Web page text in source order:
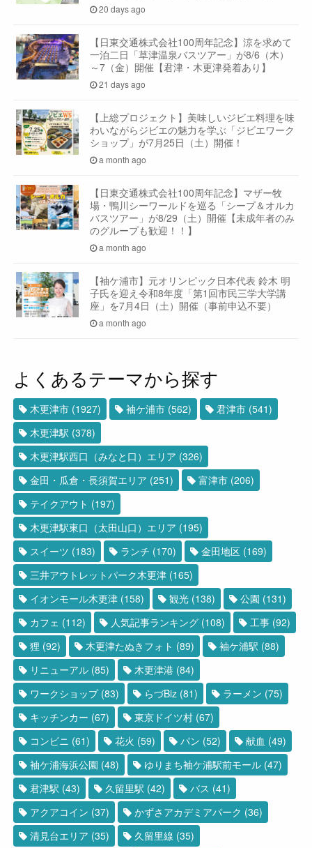
20 days ago
【日東交通株式会社100周年記念】涼を求めて
一泊二日「草津温泉バスツアー」が8/6（木）
～7（金）開催【君津・木更津発着あり】
21 days ago
【上総プロジェクト】美味しいジビエ料理を味
わいながらジビエの魅力を学ぶ「ジビエワーク
ショップ」が7月25日（土）開催！
a month ago
【日東交通株式会社100周年記念】マザー牧
場・鴨川シーワールドを巡る「シープ＆オルカ
バスツアー」が8/29（土）開催【未成年者のみ
のグループも歓迎！！】
a month ago
【袖ケ浦市】元オリンピック日本代表 鈴木 明
子氏を迎え令和8年度「第1回市民三学大学講
座」を7月4日（土）開催（事前申込不要）
a month ago
よくあるテーマから探す
木更津市 (1927) 袖ケ浦市 (562) 君津市 (541)
木更津駅 (378)
木更津駅西口（みなと口）エリア (326)
金田・瓜倉・長須賀エリア (251) 富津市 (206)
テイクアウト (197)
木更津駅東口（太田山口）エリア (195)
スイーツ (183) ランチ (170) 金田地区 (169)
三井アウトレットパーク木更津 (165)
イオンモール木更津 (158) 観光 (138) 公園 (131)
カフェ (112) 人気記事ランキング (108) 工事 (92)
狸 (92) 木更津たぬきフォト (89) 袖ケ浦駅 (88)
リニューアル (85) 木更津港 (84)
ワークショップ(83) らづBiz (81) ラーメン (75)
キッチンカー (67) 東京ドイツ村 (67)
コンビニ (61) 花火 (59) パン (52) 献血 (49)
袖ケ浦海浜公園 (48) ゆりまち袖ケ浦駅前モール (47)
君津駅 (43) 久留里駅 (42) バス (41)
アクアコイン (37) かずさアカデミアパーク (36)
清見台エリア (35) 久留里線 (35)